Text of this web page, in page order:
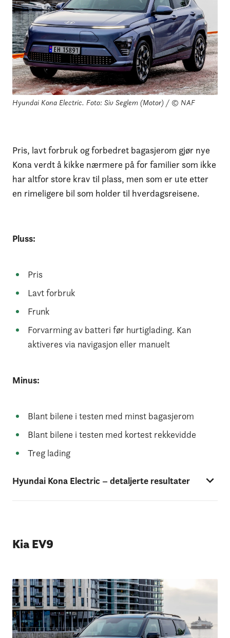
Hyundai Kona Electric. Foto: Siv Seglem (Motor) / © NAF
Pris, lavt forbruk og forbedret bagasjerom gjør nye
Kona verdt å kikke nærmere på for familier som ikke
har altfor store krav til plass, men som er ute etter
en rimeligere bil som holder til hverdagsreisene.
Pluss:
Pris
Lavt forbruk
Frunk
Forvarming av batteri før hurtiglading. Kan
aktiveres via navigasjon eller manuelt
Minus:
Blant bilene i testen med minst bagasjerom
Blant bilene i testen med kortest rekkevidde
Treg lading
Hyundai Kona Electric – detaljerte resultater
Kia EV9